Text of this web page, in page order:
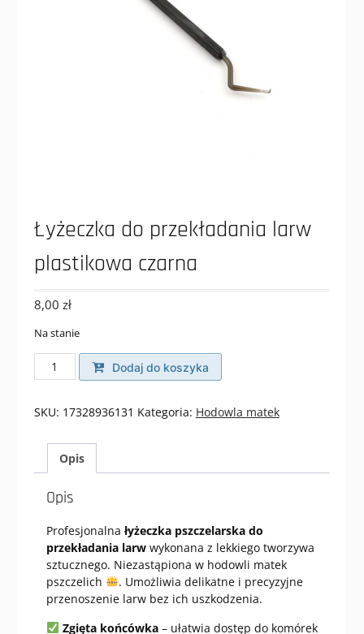
Łyżeczka do przekładania larw
plastikowa czarna
8,00 zł
Na stanie
ilość
Łyżeczka
przekładania
plastikowa
czarna
Dodaj do koszyka
SKU: 17328936131 Kategoria: Hodowla matek
Opis
Opis
Profesjonalna łyżeczka pszczelarska do
przekładania larwwykonana z lekkiego tworzywa
sztucznego. Niezastąpiona w hodowli matek
pszczelich
. Umożliwia delikatne i precyzyjne
przenoszenie larw bez ich uszkodzenia.
Zgięta końcówka– ułatwia dostęp do komórek